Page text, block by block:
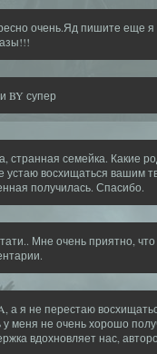
очень.Яд пишите еще
BY супер
странная семейка. Какие
устаю восхищаться вашим
получилась. Спасибо.
Мне очень приятно,
а я не перестаю
у меня не очень хорошо
вдохновляет нас,